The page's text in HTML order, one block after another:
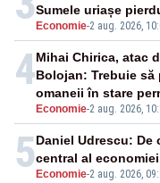
Economie-2 aug. 2026,
Sumele uriașe
4
Economie-2 aug. 2026,
Mihai Chirica, atac
Bolojan: Trebuie
omaneii în stare
5 Economie-2 aug. 2026,
Daniel Udrescu:
central al